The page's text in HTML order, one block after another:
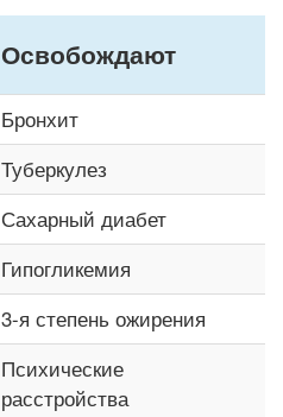
Освобождают
Бронхит
Туберкулез
Сахарный диабет
Гипогликемия
3-я степень ожирения
Психические
расстройства